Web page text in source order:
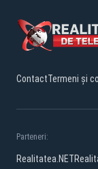
ContactTermeni și
Parteneri:
Realitatea.NET